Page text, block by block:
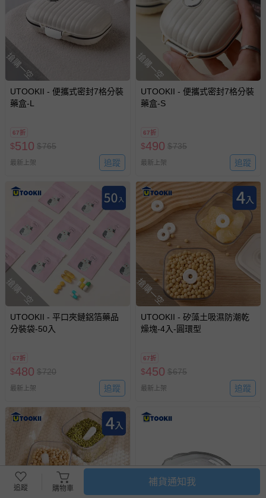
搶購一空
UTOOKII - 便攜式密封7格分裝
藥盒-L
67折
$510 $765
最新上架 追蹤
搶購一空
UTOOKII - 便攜式密封7格分裝
藥盒-S
67折
$490 $735
最新上架 追蹤
搶購一空
UTOOKII - 平口夾鏈鋁箔藥品
分裝袋-50入
67折
$480 $720
最新上架 追蹤
搶購一空
UTOOKII - 矽藻土吸濕防潮乾
燥塊-4入-圓環型
67折
$450 $675
最新上架 追蹤
追蹤 購物車
補貨通知我